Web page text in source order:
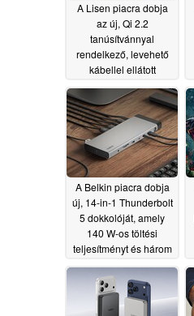
A Lisen piacra dobja
az új, Qi 2.2
tanúsítvánnyal
rendelkező, levehető
kábellel ellátott
akkumulátort 07/02/2026
A Belkin piacra dobja
új, 14-in-1 Thunderbolt
5 dokkolóját, amely
140 W-os töltési
teljesítményt és három
támogatását kínálja
06/28/2026